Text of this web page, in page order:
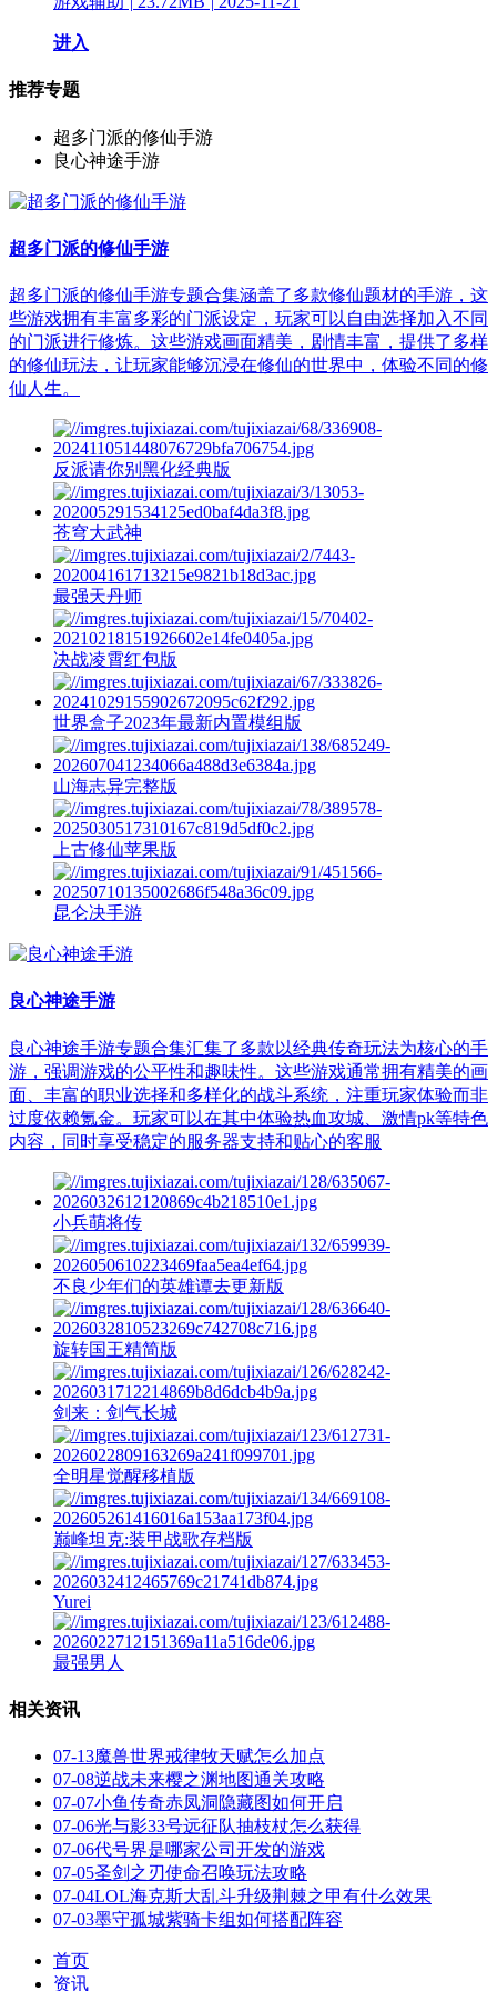
进入
推荐专题
超多门派的修仙手游
良心神途手游
超多门派的修仙手游
超多门派的修仙手游专题合集涵盖了多款修仙题材的手游，这
些游戏拥有丰富多彩的门派设定，玩家可以自由选择加入不同
的门派进行修炼。这些游戏画面精美，剧情丰富，提供了多样
的修仙玩法，让玩家能够沉浸在修仙的世界中，体验不同的修
仙人生。
反派请你别黑化经典版
苍穹大武神
最强天丹师
决战凌霄红包版
世界盒子2023年最新内置模组版
山海志异完整版
上古修仙苹果版
昆仑决手游
良心神途手游
良心神途手游专题合集汇集了多款以经典传奇玩法为核心的手
游，强调游戏的公平性和趣味性。这些游戏通常拥有精美的画
面、丰富的职业选择和多样化的战斗系统，注重玩家体验而非
过度依赖氪金。玩家可以在其中体验热血攻城、激情pk等特色
内容，同时享受稳定的服务器支持和贴心的客服
小兵萌将传
不良少年们的英雄谭去更新版
旋转国王精简版
剑来：剑气长城
全明星觉醒移植版
巅峰坦克:装甲战歌存档版
Yurei
最强男人
相关资讯
07-13魔兽世界戒律牧天赋怎么加点
07-08逆战未来樱之渊地图通关攻略
07-07小鱼传奇赤凤洞隐藏图如何开启
07-06光与影33号远征队抽枝杖怎么获得
07-06代号界是哪家公司开发的游戏
07-05圣剑之刃使命召唤玩法攻略
07-04LOL海克斯大乱斗升级荆棘之甲有什么效果
07-03墨守孤城紫骑卡组如何搭配阵容
首页
资讯